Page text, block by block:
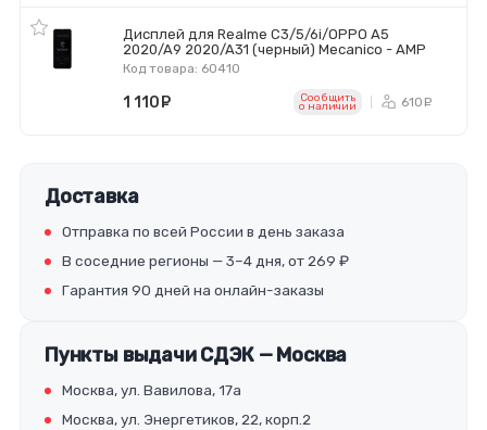
Дисплей для Realme C3/5/6i/OPPO A5
2020/A9 2020/A31 (черный) Mecanico - AMP
Код товара: 60410
1 110 Сообщить
o наличии 610
Доставка
Отправка по всей России в день заказа
В соседние регионы — 3–4 дня, от 269 ₽
Гарантия 90 дней на онлайн-заказы
Пункты выдачи СДЭК — Москва
Москва, ул. Вавилова, 17а
Москва, ул. Энергетиков, 22, корп.2